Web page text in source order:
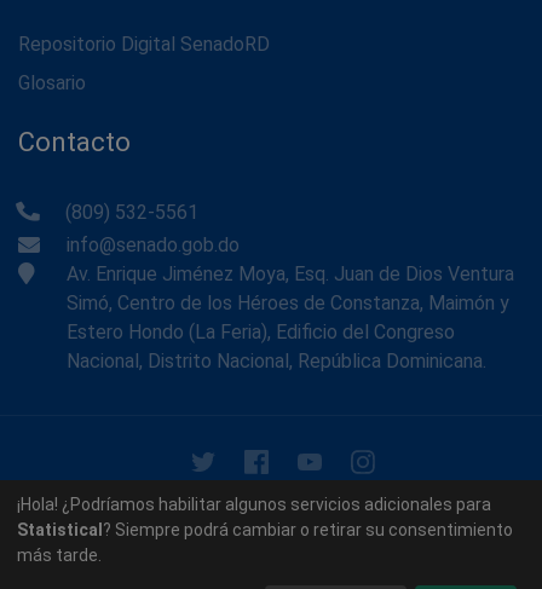
Repositorio Digital SenadoRD
Glosario
Contacto
(809) 532-5561
info@senado.gob.do
Av. Enrique Jiménez Moya, Esq. Juan de Dios Ventura
Simó, Centro de los Héroes de Constanza, Maimón y
Estero Hondo (La Feria), Edificio del Congreso
Nacional, Distrito Nacional, República Dominicana.
© 2026 - Memoria Histórica del Senado de la República
Dominicana. Todos los derechos reservados.
¡Hola! ¿Podríamos habilitar algunos servicios adicionales para
Statistical ? Siempre podrá cambiar o retirar su consentimiento
más tarde.